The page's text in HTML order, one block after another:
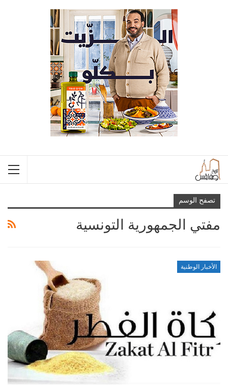
تصفح الوسم
مفتي الجمهورية التونسية
الأخبار الوطنية